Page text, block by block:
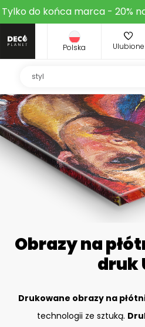
Tylko do końca marca - 20%
Polska Ulubione
Obrazy na
druk
Drukowane obrazy na
technologii ze sztuką.